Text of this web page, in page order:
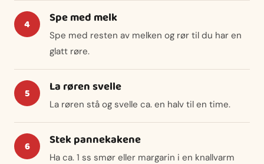
Spe med melk
Spe med resten av melken og rør til du har en
glatt røre.
La røren svelle
La røren stå og svelle ca. en halv til en time.
Stek pannekakene
Ha ca. 1 ss smør eller margarin i en knallvarm